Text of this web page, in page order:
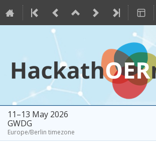
11–13 May 2026
GWDG
Europe/Berlin timezone